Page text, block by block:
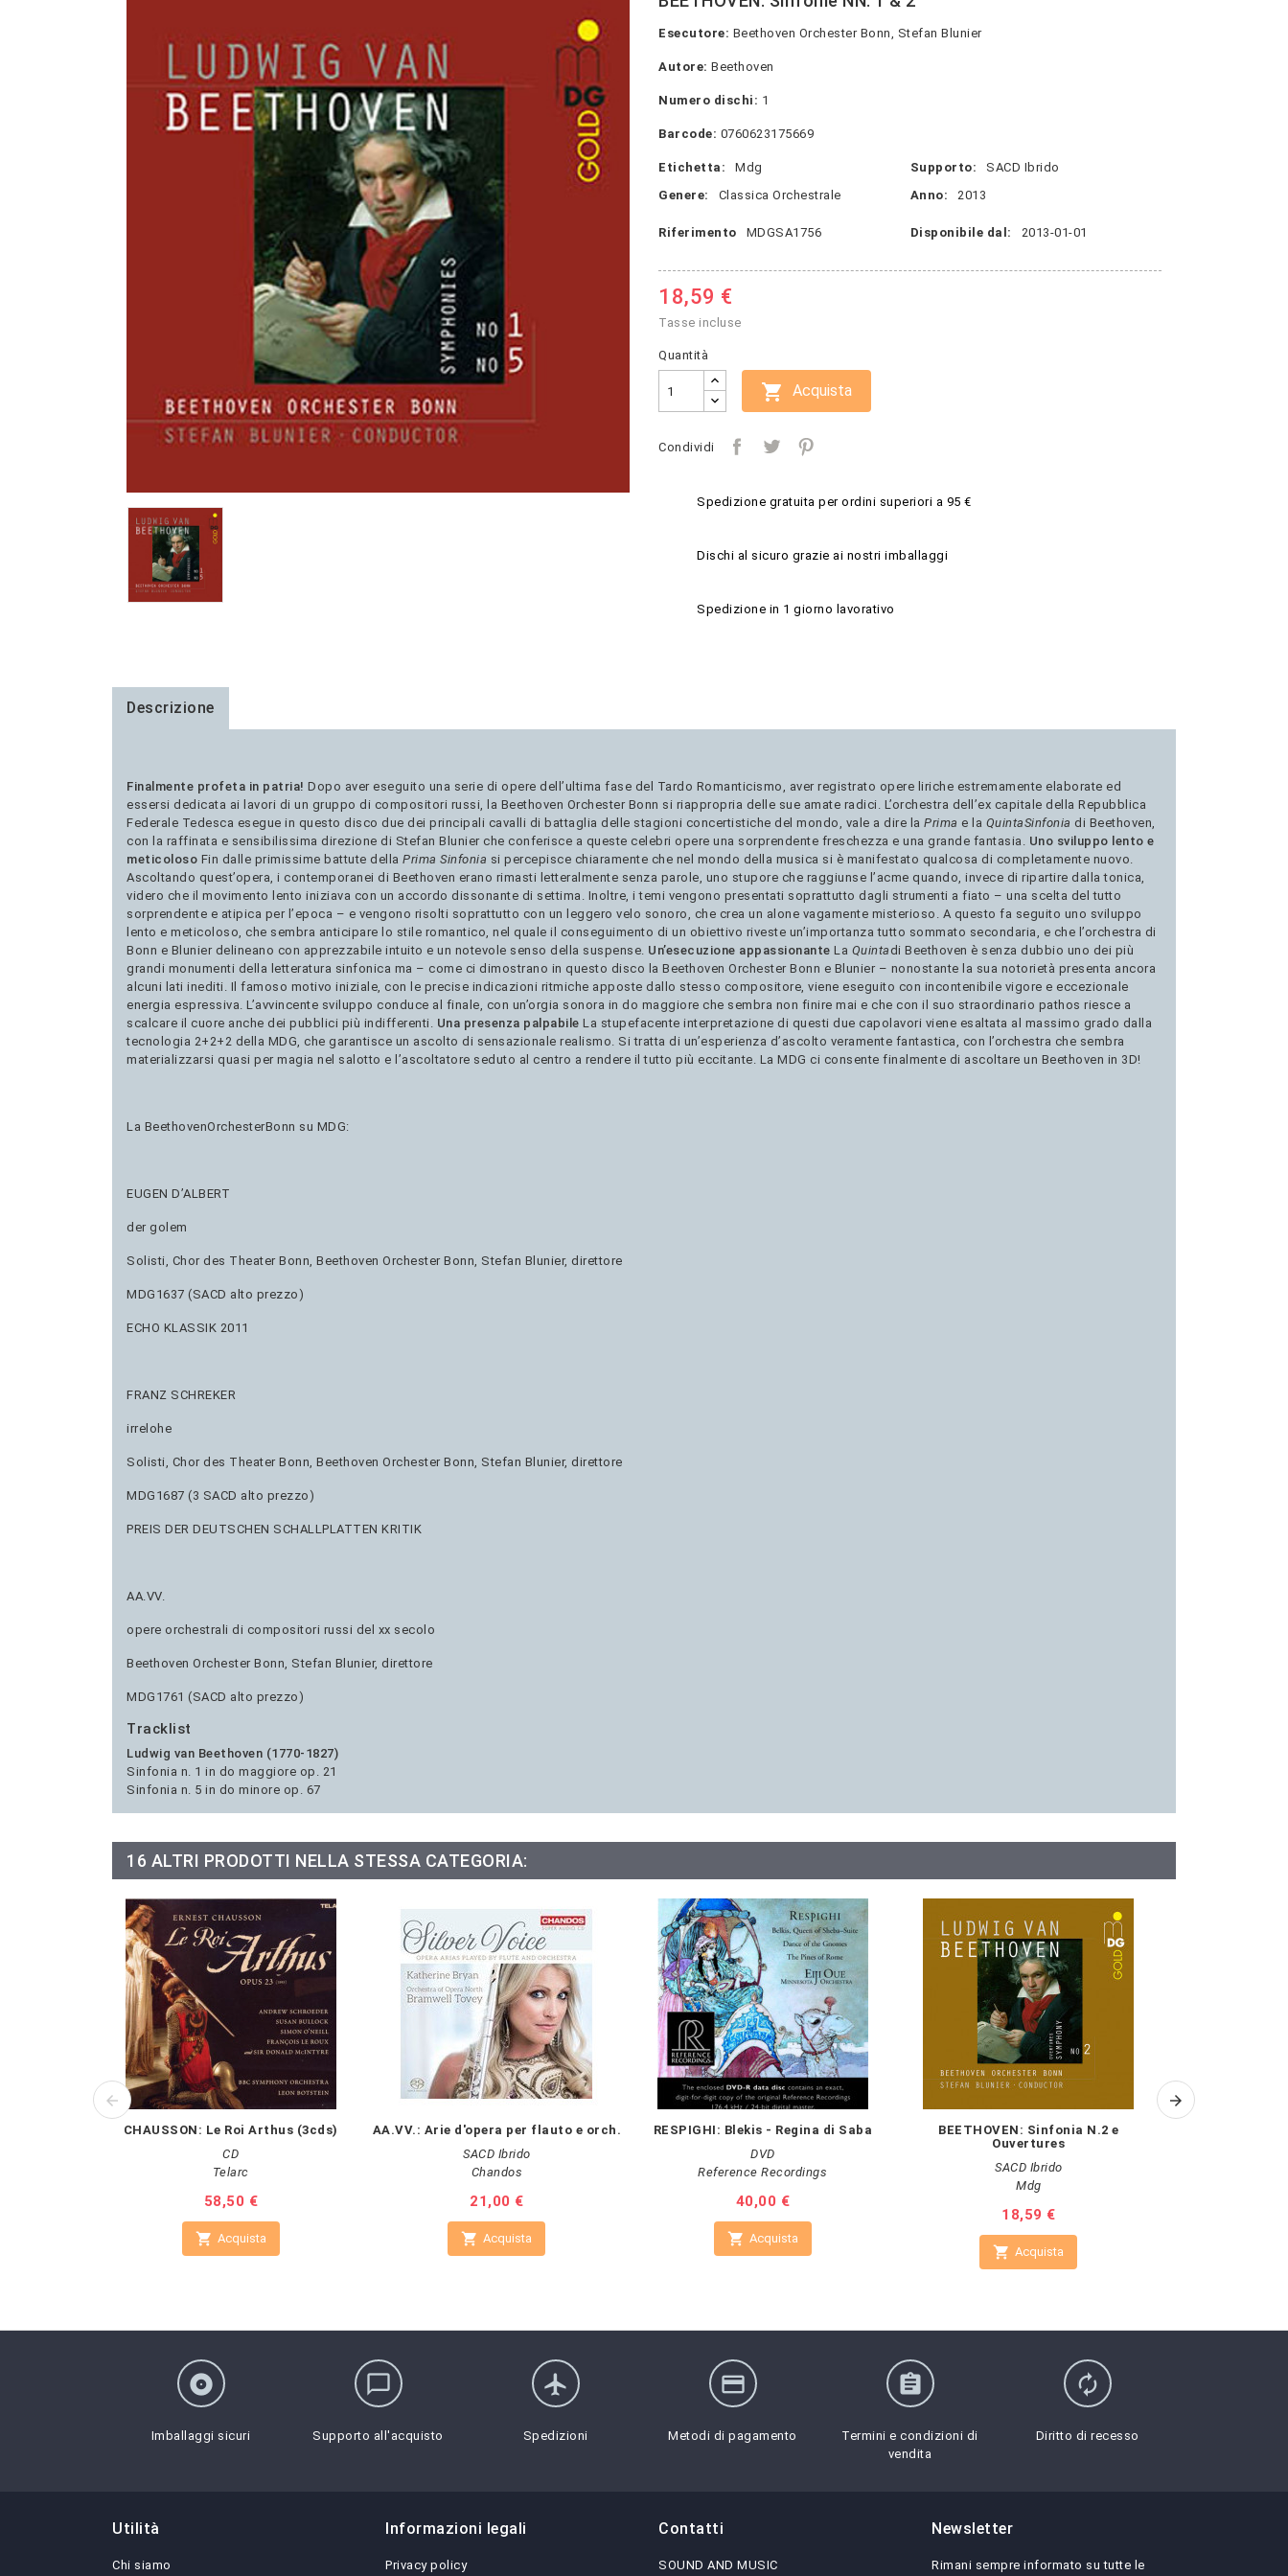
Esecutore: Beethoven Orchester Bonn, Stefan Blunier
Autore: Beethoven
Numero dischi: 1
Barcode: 0760623175669
Etichetta: Mdg Supporto:
SACD Ibrido
Genere:
Classica Orchestrale Anno: 2013
Riferimento MDGSA1756 Disponibile dal: 2013-01-01
18,59 €
Tasse incluse
Quantità
 Acquista
Condividi
Spedizione gratuita per ordini superiori a 95 €
Dischi al sicuro grazie ai nostri imballaggi
Spedizione in 1 giorno lavorativo
Descrizione
Finalmente profeta in patria! Dopo aver eseguito una serie di opere dell’ultima fase del Tardo Romanticismo, aver registrato opere liriche estremamente elaborate ed
essersi dedicata ai lavori di un gruppo di compositori russi, la Beethoven Orchester Bonn si riappropria delle sue amate radici. L’orchestra dell’ex capitale della Repubblica
Federale Tedesca esegue in questo disco due dei principali cavalli di battaglia delle stagioni concertistiche del mondo, vale a dire la Prima e la QuintaSinfonia di Beethoven,
con la raffinata e sensibilissima direzione di Stefan Blunier che conferisce a queste celebri opere una sorprendente freschezza e una grande fantasia. Uno sviluppo lento e
meticoloso Fin dalle primissime battute della Prima Sinfonia si percepisce chiaramente che nel mondo della musica si è manifestato qualcosa di completamente nuovo.
Ascoltando quest’opera, i contemporanei di Beethoven erano rimasti letteralmente senza parole, uno stupore che raggiunse l’acme quando, invece di ripartire dalla tonica,
videro che il movimento lento iniziava con un accordo dissonante di settima. Inoltre, i temi vengono presentati soprattutto dagli strumenti a fiato – una scelta del tutto
sorprendente e atipica per l’epoca – e vengono risolti soprattutto con un leggero velo sonoro, che crea un alone vagamente misterioso. A questo fa seguito uno sviluppo
lento e meticoloso, che sembra anticipare lo stile romantico, nel quale il conseguimento di un obiettivo riveste un’importanza tutto sommato secondaria, e che l’orchestra di
Bonn e Blunier delineano con apprezzabile intuito e un notevole senso della suspense. Un’esecuzione appassionante La Quintadi Beethoven è senza dubbio uno dei più
grandi monumenti della letteratura sinfonica ma – come ci dimostrano in questo disco la Beethoven Orchester Bonn e Blunier – nonostante la sua notorietà presenta ancora
alcuni lati inediti. Il famoso motivo iniziale, con le precise indicazioni ritmiche apposte dallo stesso compositore, viene eseguito con incontenibile vigore e eccezionale
energia espressiva. L’avvincente sviluppo conduce al finale, con un’orgia sonora in do maggiore che sembra non finire mai e che con il suo straordinario pathos riesce a
scalcare il cuore anche dei pubblici più indifferenti. Una presenza palpabile La stupefacente interpretazione di questi due capolavori viene esaltata al massimo grado dalla
tecnologia 2+2+2 della MDG, che garantisce un ascolto di sensazionale realismo. Si tratta di un’esperienza d’ascolto veramente fantastica, con l’orchestra che sembra
materializzarsi quasi per magia nel salotto e l’ascoltatore seduto al centro a rendere il tutto più eccitante. La MDG ci consente finalmente di ascoltare un Beethoven in 3D!
La BeethovenOrchesterBonn su MDG:
EUGEN D’ALBERT
der golem
Solisti, Chor des Theater Bonn, Beethoven Orchester Bonn, Stefan Blunier, direttore
MDG1637 (SACD alto prezzo)
ECHO KLASSIK 2011
FRANZ SCHREKER
irrelohe
Solisti, Chor des Theater Bonn, Beethoven Orchester Bonn, Stefan Blunier, direttore
MDG1687 (3 SACD alto prezzo)
PREIS DER DEUTSCHEN SCHALLPLATTEN KRITIK
AA.VV.
opere orchestrali di compositori russi del xx secolo
Beethoven Orchester Bonn, Stefan Blunier, direttore
MDG1761 (SACD alto prezzo)
Tracklist
Ludwig van Beethoven (1770-1827)
Sinfonia n. 1 in do maggiore op. 21
Sinfonia n. 5 in do minore op. 67
16 ALTRI PRODOTTI NELLA STESSA CATEGORIA:
CHAUSSON: Le Roi Arthus (3cds)
CD
Telarc
Prezzo
58,50 €
 Acquista
AA.VV.: Arie d'opera per flauto e orch.
SACD Ibrido
Chandos
Prezzo
21,00 €
 Acquista
RESPIGHI: Blekis - Regina di Saba
DVD
Reference Recordings
Prezzo
40,00 €
 Acquista
BEETHOVEN: Sinfonia N.2 e
Ouvertures
SACD Ibrido
Mdg
Prezzo
18,59 €
 Acquista
album
Imballaggi sicuri
chat_bubble_outline
Supporto all'acquisto
flight
Spedizioni
credit_card
Metodi di pagamento
assignment
Termini e condizioni di
vendita
autorenew
Diritto di recesso
Utilità
Chi siamo
Informazioni legali
Privacy policy
Contatti
SOUND AND MUSIC
Newsletter
Rimani sempre informato su tutte le